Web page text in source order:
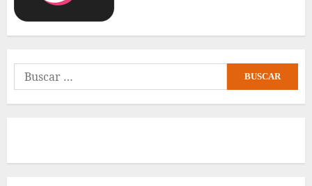
Buscar: